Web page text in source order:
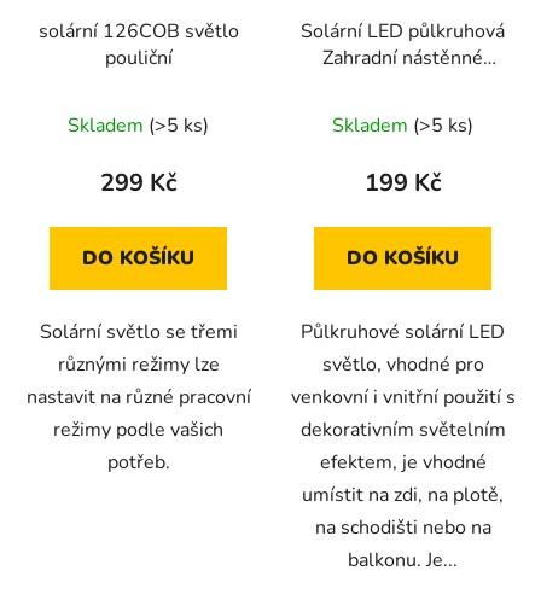
solární 126COB světlo
pouliční
Skladem (>5 ks)
299 Kč
DO KOŠÍKU
Solární světlo se třemi
různými režimy lze
nastavit na různé pracovní
režimy podle vašich
potřeb.
Solární LED půlkruhová
Zahradní nástěnné
Skladem (>5 ks)
199 Kč
DO KOŠÍKU
Půlkruhové solární LED
světlo, vhodné pro
venkovní i vnitřní použití s
dekorativním světelním
efektem, je vhodné
umístit na zdi, na plotě,
na schodišti nebo na
balkonu. Je...